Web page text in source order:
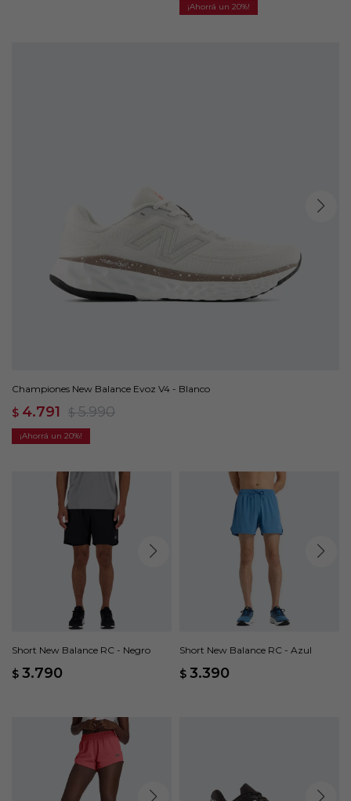
20
Championes New Balance Evoz V4 - Blanco
$ 4.791 $ 5.990
20
Short New Balance RC - Negro
$ 3.790
Short New Balance RC - Azul
$ 3.390